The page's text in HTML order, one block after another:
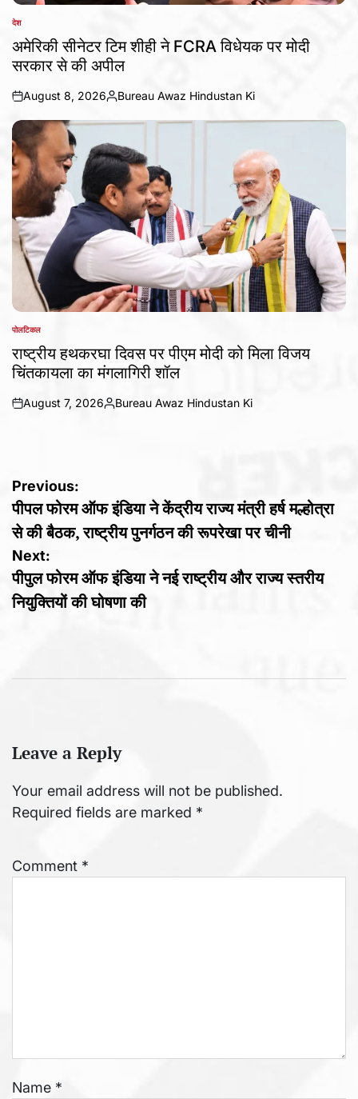
POSTED
देश
अमेरिकी सीनेटर टिम शीही ने FCRA विधेयक पर मोदी
सरकार से की अपील
on
August 8, 2026
Posted
by
Bureau Awaz Hindustan Ki
POSTED
पोलटिकल
राष्ट्रीय हथकरघा दिवस पर पीएम मोदी को मिला विजय
चिंतकायला का मंगलागिरी शॉल
on
August 7, 2026
Posted
Bureau Awaz Hindustan Ki
Post
navigation
Previous:
पीपल फोरम ऑफ इंडिया ने केंद्रीय राज्य मंत्री हर्ष मल्होत्रा
से की बैठक, राष्ट्रीय पुनर्गठन की रूपरेखा पर चीनी
Next:
पीपुल फोरम ऑफ इंडिया ने नई राष्ट्रीय और राज्य स्तरीय
नियुक्तियों की घोषणा की
Leave a Reply
Your email address will not be published.
Required fields are marked *
Comment *
Name *